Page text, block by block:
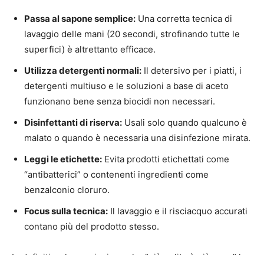
Passa al sapone semplice: Una corretta tecnica di
lavaggio delle mani (20 secondi, strofinando tutte le
superfici) è altrettanto efficace.
Utilizza detergenti normali: Il detersivo per i piatti, i
detergenti multiuso e le soluzioni a base di aceto
funzionano bene senza biocidi non necessari.
Disinfettanti di riserva: Usali solo quando qualcuno è
malato o quando è necessaria una disinfezione mirata.
Leggi le etichette: Evita prodotti etichettati come
“antibatterici” o contenenti ingredienti come
benzalconio cloruro.
Focus sulla tecnica: Il lavaggio e il risciacquo accurati
contano più del prodotto stesso.